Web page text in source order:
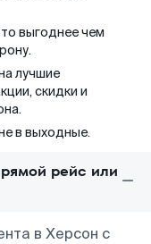
выгоднее чем
лучшие
скидки и
в выходные.
рейс или
в Херсон с